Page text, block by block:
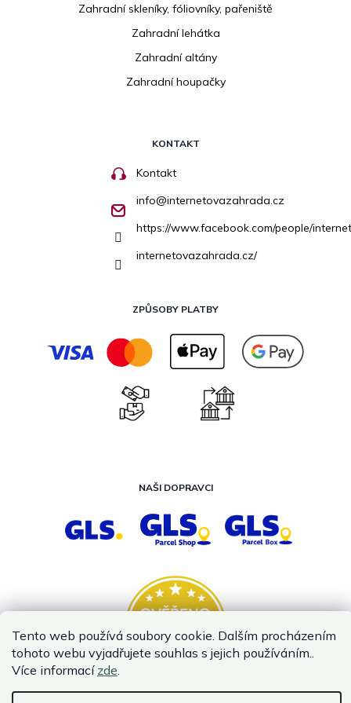
Tento web používá soubory cookie. Dalším procházením
tohoto webu vyjadřujete souhlas s jejich používáním..
Více informací zde.
Zahradní skleníky, fóliovníky, pařeniště
Zahradní lehátka
Zahradní altány
Zahradní houpačky
KONTAKT
Kontakt
info@internetovazahrada.cz
https://www.facebook.com/people/
internetovazahrada.cz/
ZPŮSOBY PLATBY
NAŠI DOPRAVCI